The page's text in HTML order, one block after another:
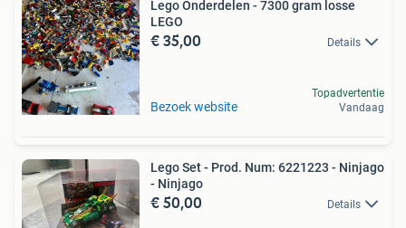
Lego Onderdelen - 7300 gram losse
LEGO
€ 35,00 Details
Bezoek website
Topadvertentie
Vandaag
Lego Set - Prod. Num: 6221223 - Ninjago
- Ninjago
€ 50,00 Details